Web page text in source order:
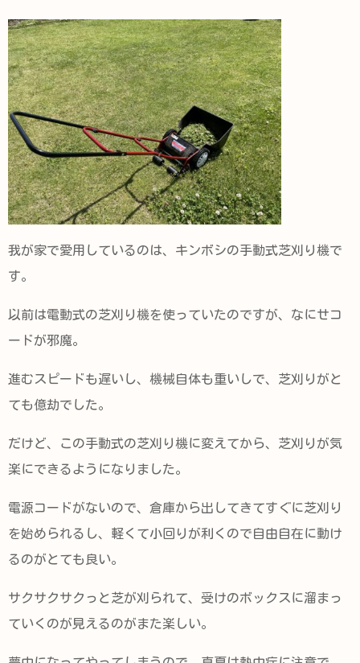
我が家で愛用しているのは、キンボシの手動式芝刈り機で
す。
以前は電動式の芝刈り機を使っていたのですが、なにせコ
ードが邪魔。
進むスピードも遅いし、機械自体も重いしで、芝刈りがと
ても億劫でした。
だけど、この手動式の芝刈り機に変えてから、芝刈りが気
楽にできるようになりました。
電源コードがないので、倉庫から出してきてすぐに芝刈り
を始められるし、軽くて小回りが利くので自由自在に動け
るのがとても良い。
サクサクサクっと芝が刈られて、受けのボックスに溜まっ
ていくのが見えるのがまた楽しい。